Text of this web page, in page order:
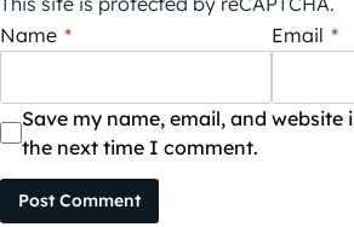
Name * Email *
Save my name, email, and website
the next time I comment.
Post Comment